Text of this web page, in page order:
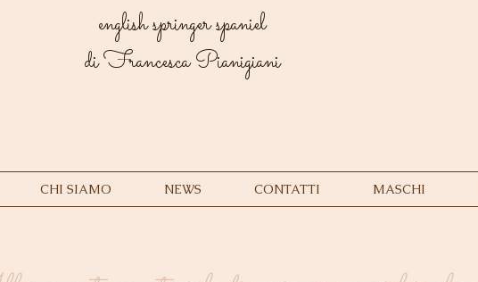
english springer spaniel
di Francesca Pianigiani
CHI SIAMO NEWS CONTATTI MASCHI